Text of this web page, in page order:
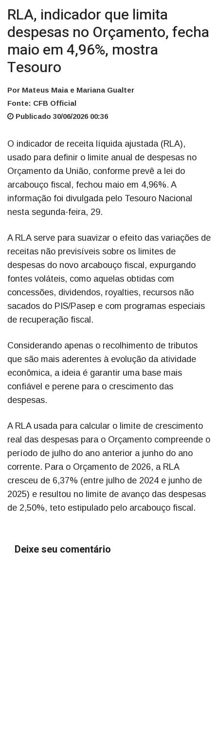
RLA, indicador que limita
despesas no Orçamento, fecha
maio em 4,96%, mostra
Tesouro
Por Mateus Maia e Mariana Gualter
Fonte: CFB Official
Publicado 30/06/2026 00:36
O indicador de receita líquida ajustada (RLA),
usado para definir o limite anual de despesas no
Orçamento da União, conforme prevê a lei do
arcabouço fiscal, fechou maio em 4,96%. A
informação foi divulgada pelo Tesouro Nacional
nesta segunda-feira, 29.
A RLA serve para suavizar o efeito das variações de
receitas não previsíveis sobre os limites de
despesas do novo arcabouço fiscal, expurgando
fontes voláteis, como aquelas obtidas com
concessões, dividendos, royalties, recursos não
sacados do PIS/Pasep e com programas especiais
de recuperação fiscal.
Considerando apenas o recolhimento de tributos
que são mais aderentes à evolução da atividade
econômica, a ideia é garantir uma base mais
confiável e perene para o crescimento das
despesas.
A RLA usada para calcular o limite de crescimento
real das despesas para o Orçamento compreende o
período de julho do ano anterior a junho do ano
corrente. Para o Orçamento de 2026, a RLA
cresceu de 6,37% (entre julho de 2024 e junho de
2025) e resultou no limite de avanço das despesas
de 2,50%, teto estipulado pelo arcabouço fiscal.
Deixe seu comentário